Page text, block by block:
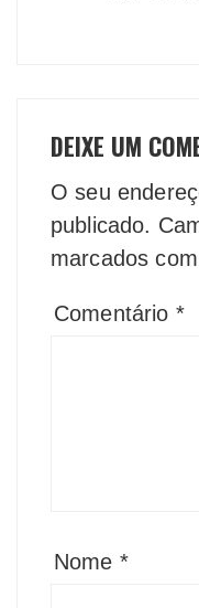
DEIXE UM
O seu
publicado.
marcados com
Comentário *
Nome *